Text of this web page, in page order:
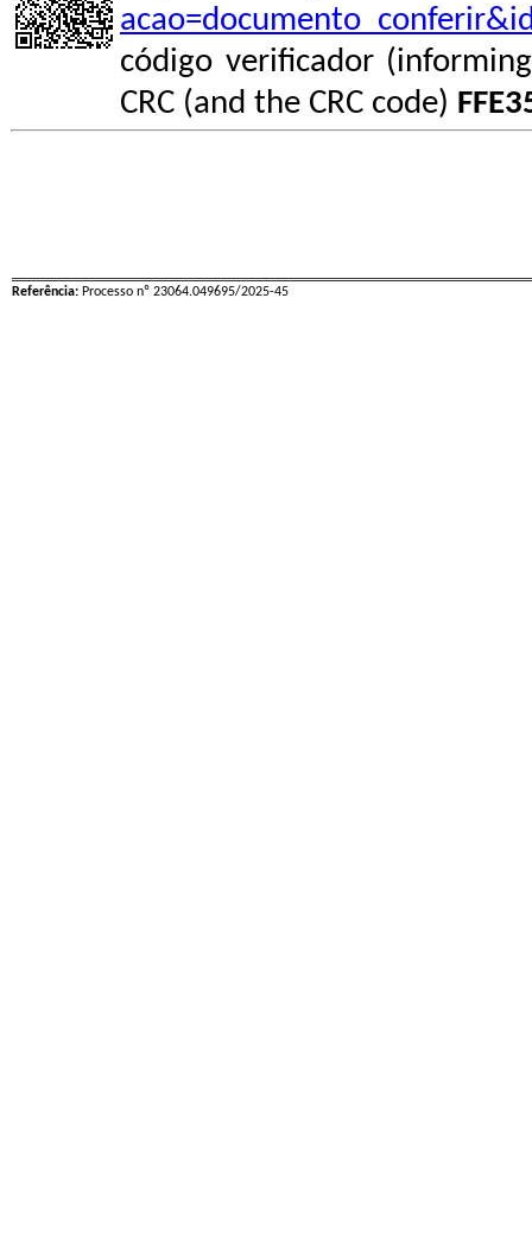
código verificador
CRC (and the CRC code)
Referência: Processo nº 23064.049695/2025-45